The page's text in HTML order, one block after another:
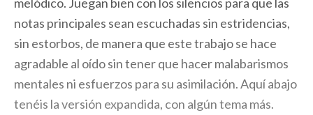
notas principales sean escuchadas sin estridencias,
sin estorbos, de manera que este trabajo se hace
agradable al oído sin tener que hacer malabarismos
mentales ni esfuerzos para su asimilación. Aquí abajo
tenéis la versión expandida, con algún tema más.